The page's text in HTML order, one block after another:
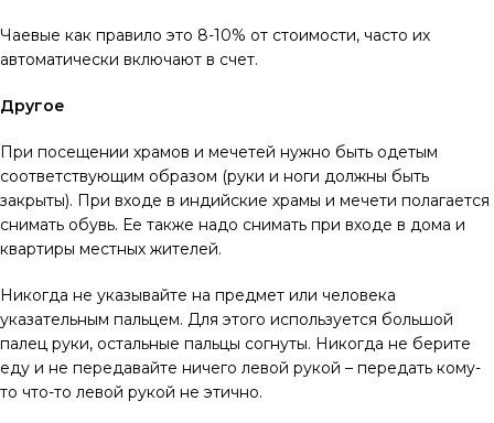
Чаевые как правило это 8-10% от стоимости, часто их
автоматически включают в счет.
Другое
При посещении храмов и мечетей нужно быть одетым
соответствующим образом (руки и ноги должны быть
закрыты). При входе в индийские храмы и мечети полагается
снимать обувь. Ее также надо снимать при входе в дома и
квартиры местных жителей.
Никогда не указывайте на предмет или человека
указательным пальцем. Для этого используется большой
палец руки, остальные пальцы согнуты. Никогда не берите
еду и не передавайте ничего левой рукой – передать кому-
то что-то левой рукой не этично.